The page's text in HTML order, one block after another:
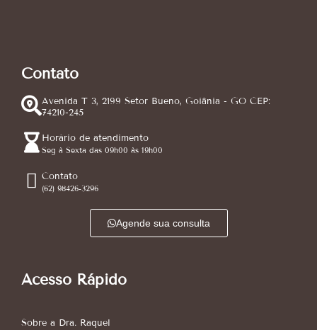
Contato
Avenida T 3, 2199 Setor Bueno, Goiânia - GO CEP:
74210-245
Horário de atendimento
Seg à Sexta das 09h00 às 19h00
Contato
(62) 98426-3296
Agende sua consulta
Acesso Rápido
Sobre a Dra. Raquel